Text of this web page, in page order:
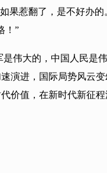
惹翻了，是不好办
！”
伟大的，中国人民
演进，国际局势风云
价值，在新时代新征